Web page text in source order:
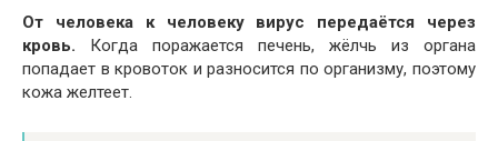
От человека к человеку вирус передаётся через
кровь. Когда поражается печень, жёлчь из органа
попадает в кровоток и разносится по организму, поэтому
кожа желтеет.